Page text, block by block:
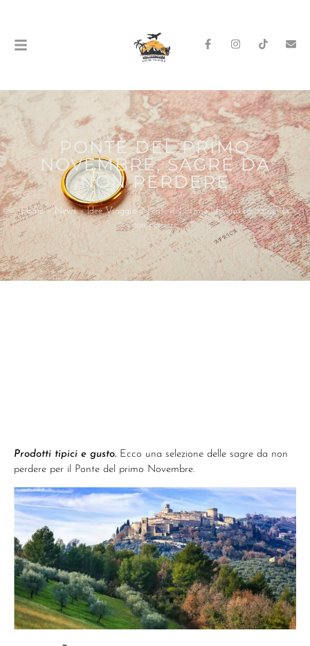
PONTE DEL PRIMO
NOVEMBRE, SAGRE DA
NON PERDERE
Home» News»Idee Viaggio»Ponte del Primo Novembre, Sagre da
non perdere
Prodotti tipici e gusto. Ecco una selezione delle sagre da non
perdere per il Ponte del primo Novembre.